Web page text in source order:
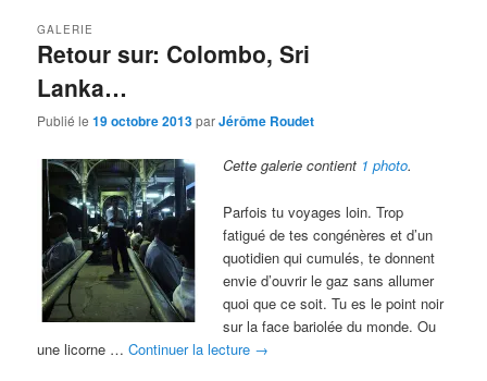
Retour sur: Colombo, Sri
Lanka…
GALERIE
Publié le19 octobre 2013parJérôme Roudet
Cette galerie contient 1 photo.
Parfois tu voyages loin. Trop
fatigué de tes congénères et d’un
quotidien qui cumulés, te donnent
envie d’ouvrir le gaz sans allumer
quoi que ce soit. Tu es le point noir
sur la face bariolée du monde. Ou
une licorne …Continuer la lecture →